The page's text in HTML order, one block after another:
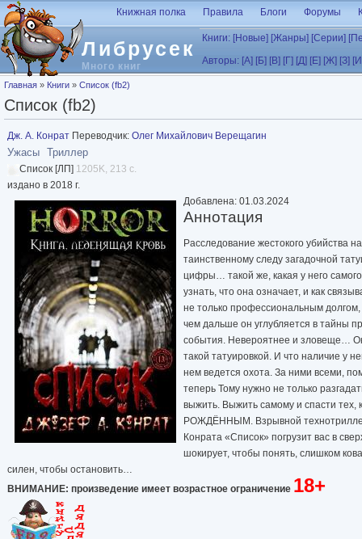
Перейти к основному содержанию
Либрусек
Много книг
Книжная полка Правила Блоги Форумы
Книги: [Новые] [Жанры] [Серии]
Авторы: [А] [Б] [В] [Г] [Д] [Е] [Ж] [З]
Вы здесь
Главная » Книги » Список (fb2)
Список (fb2)
Дж. А. Конрат Переводчик: Олег Михайлович Верещагин
Ужасы Триллер
Список [ЛП] 1205K, 213 с.
издано в 2018 г.
Добавлена: 01.03.2024
Аннотация
Расследование жестокого убийства
таинственному следу загадочной
цифры… такой же, какая у него
узнать, что она означает, и как
не только профессиональным
чем дальше он углубляется в тайны
события. Невероятнее и зловеще…
такой татуировкой. И что наличие у
нем ведется охота. За ними всеми,
теперь Тому нужно не только
выжить. Выжить самому и спасти тех,
РОЖДЁННЫМ. Взрывной
Конрата «Список» погрузит вас в
шокирует, чтобы понять, слишком
силен, чтобы остановить…
ВНИМАНИЕ: произведение имеет возрастное ограничение 18+